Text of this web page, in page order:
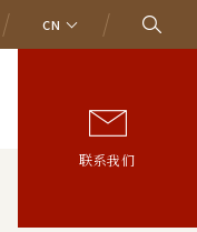
CN
联系我们